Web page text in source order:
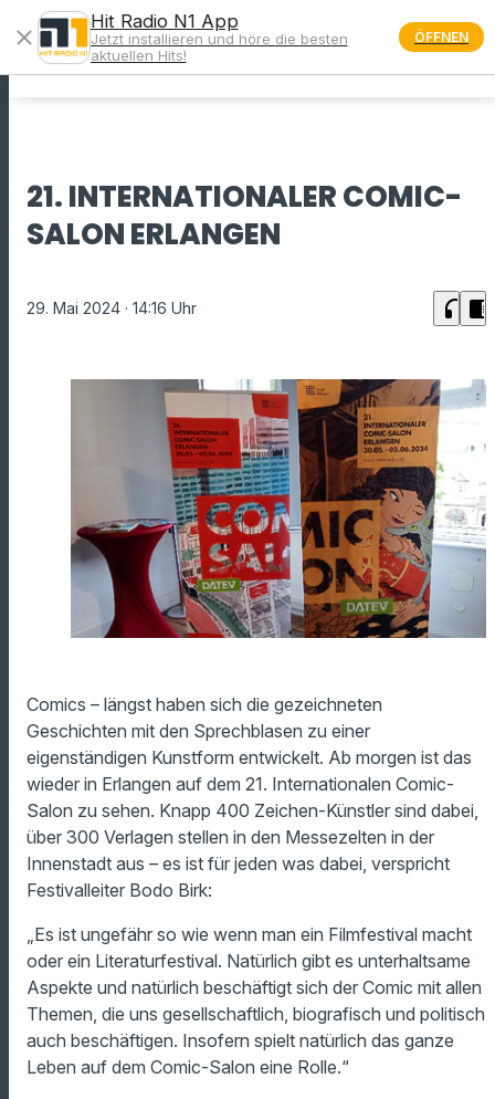
menu
21. INTERNATIONALER COMIC-
SALON ERLANGEN
29. Mai 2024 · 14:16 Uhr headphones chrome_reader_mode
Comics – längst haben sich die gezeichneten
Geschichten mit den Sprechblasen zu einer
eigenständigen Kunstform entwickelt. Ab morgen ist das
wieder in Erlangen auf dem 21. Internationalen Comic-
Salon zu sehen. Knapp 400 Zeichen-Künstler sind dabei,
über 300 Verlagen stellen in den Messezelten in der
Innenstadt aus – es ist für jeden was dabei, verspricht
Festivalleiter Bodo Birk:
„Es ist ungefähr so wie wenn man ein Filmfestival macht
oder ein Literaturfestival. Natürlich gibt es unterhaltsame
Aspekte und natürlich beschäftigt sich der Comic mit allen
Themen, die uns gesellschaftlich, biografisch und politisch
auch beschäftigen. Insofern spielt natürlich das ganze
Leben auf dem Comic-Salon eine Rolle.“
close
Hit Radio N1 App
Jetzt installieren und höre die besten
aktuellen Hits!
ÖFFNEN